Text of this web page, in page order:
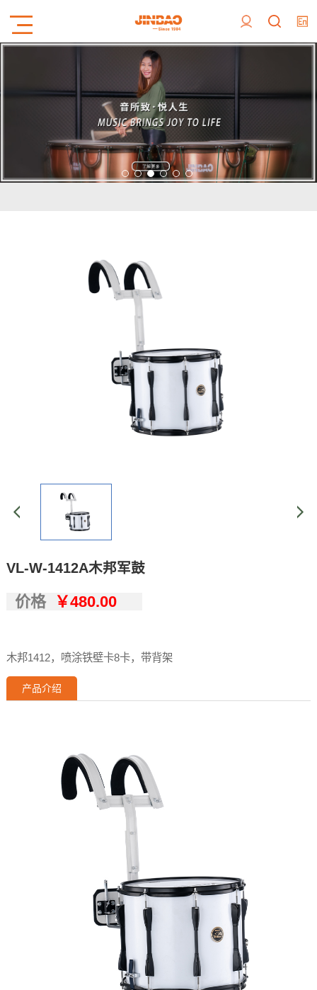
VL-W-1412A木邦军鼓
价格 ￥480.00
木邦1412，喷涂铁壁卡8卡，带背架
产品介绍